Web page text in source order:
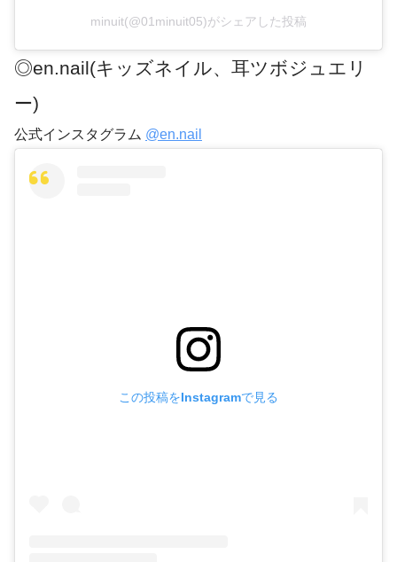
minuit(@01minuit05)がシェアした投稿
◎en.nail(キッズネイル、耳ツボジュエリ
ー)
公式インスタグラム @en.nail
この投稿をInstagramで見る